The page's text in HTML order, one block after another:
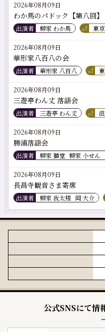
2026年08月09日
わか馬のパドック【第八回】
出演者 柳家 わか馬 東
2026年08月09日
華形家八百八の会
出演者 華形家 八百八
2026年08月09日
三遊亭わん丈 落語会
出演者 三遊亭 わん丈
2026年08月09日
勝浦落語会
出演者 柳家 獅堂 柳家 小せん
2026年08月09日
長昌寺観音さま寄席
出演者 柳家 我太楼 岡 大介
公式SNSにて情